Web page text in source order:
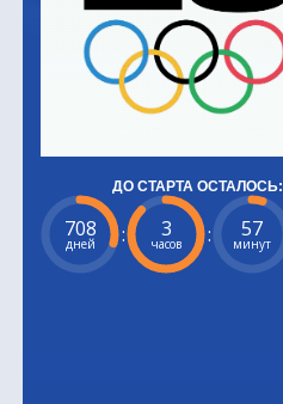
ДО СТАРТА ОСТАЛОСЬ:
708
дней : 3
часов : 57
минут